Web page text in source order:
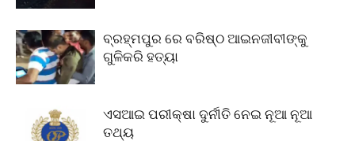
ବ୍ରହ୍ମପୁର ରେ ବରିଷ୍ଠ ଆଇନଜୀବୀଙ୍କୁ
ଗୁଳିକରି ହତ୍ୟା
ଏସଆଇ ପରୀକ୍ଷା ଦୁର୍ନୀତି ନେଇ ନୂଆ ନୂଆ
ତଥ୍ୟ